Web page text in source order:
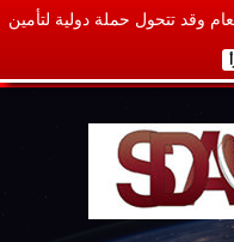
وقد تتحول حملة دولية لتأمين